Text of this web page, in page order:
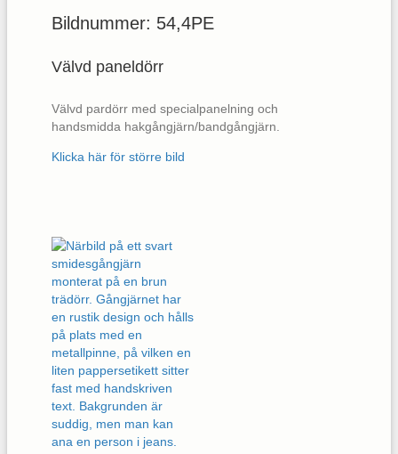
Bildnummer: 54,4PE
Välvd paneldörr
Välvd pardörr med specialpanelning och
handsmidda hakgångjärn/bandgångjärn.
Klicka här för större bild